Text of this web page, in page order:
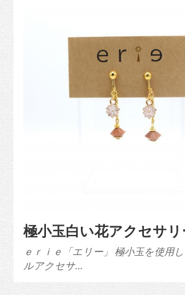
極小玉白い花アクセサリ
ｅｒｉｅ「エリー」 極小玉を使用
ルアクセサ…